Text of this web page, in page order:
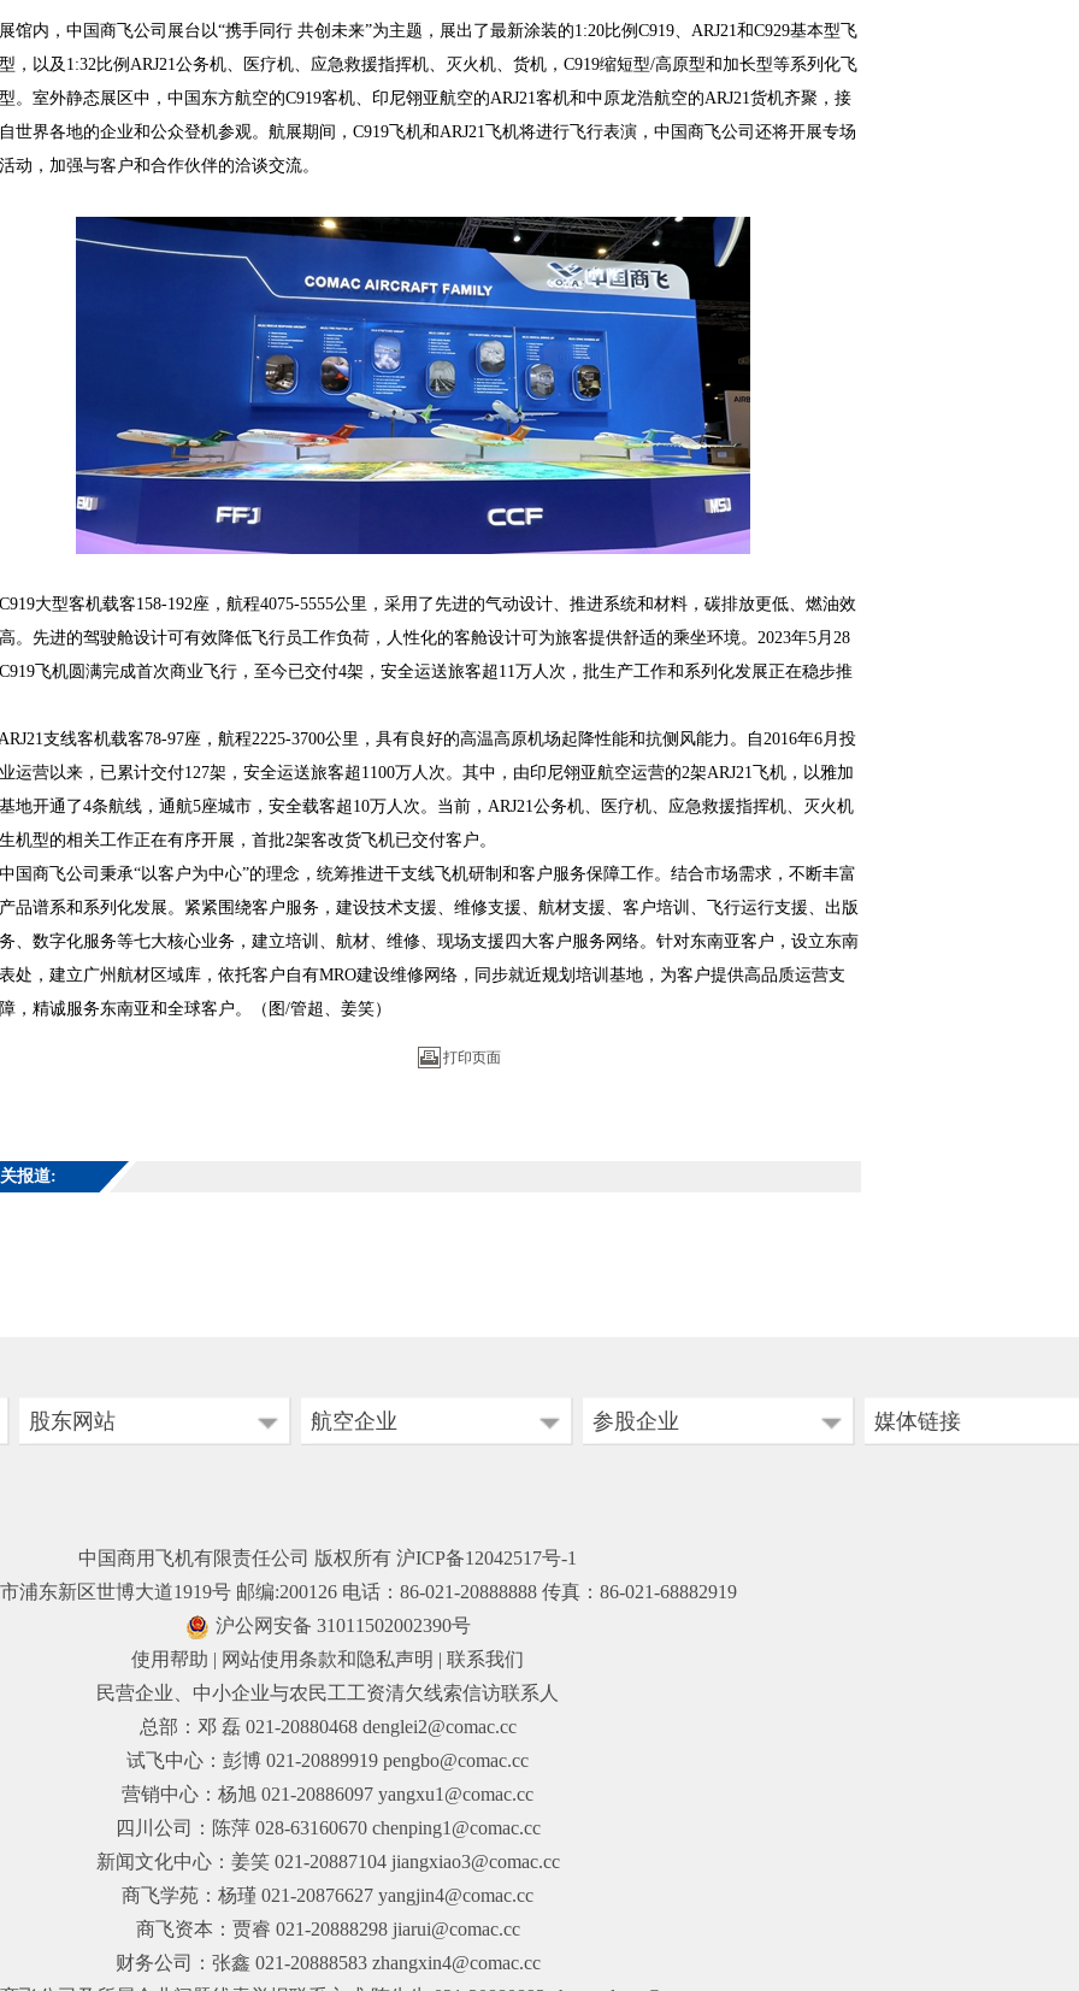
内，中国商飞公司展台以“携手同行 共创未来”为主题，展出了最新涂装的1:20比例C919、ARJ21和C929基本型飞
，以及1:32比例ARJ21公务机、医疗机、应急救援指挥机、灭火机、货机，C919缩短型/高原型和加长型等系列化飞
。室外静态展区中，中国东方航空的C919客机、印尼翎亚航空的ARJ21客机和中原龙浩航空的ARJ21货机齐聚，接
世界各地的企业和公众登机参观。航展期间，C919飞机和ARJ21飞机将进行飞行表演，中国商飞公司还将开展专场
动，加强与客户和合作伙伴的洽谈交流。
大型客机载客158-192座，航程4075-5555公里，采用了先进的气动设计、推进系统和材料，碳排放更低、燃油效
。先进的驾驶舱设计可有效降低飞行员工作负荷，人性化的客舱设计可为旅客提供舒适的乘坐环境。2023年5月28
飞机圆满完成首次商业飞行，至今已交付4架，安全运送旅客超11万人次，批生产工作和系列化发展正在稳步推
支线客机载客78-97座，航程2225-3700公里，具有良好的高温高原机场起降性能和抗侧风能力。自2016年6月投
运营以来，已累计交付127架，安全运送旅客超1100万人次。其中，由印尼翎亚航空运营的2架ARJ21飞机，以雅加
地开通了4条航线，通航5座城市，安全载客超10万人次。当前，ARJ21公务机、医疗机、应急救援指挥机、灭火机
机型的相关工作正在有序开展，首批2架客改货飞机已交付客户。
商飞公司秉承“以客户为中心”的理念，统筹推进干支线飞机研制和客户服务保障工作。结合市场需求，不断丰富
品谱系和系列化发展。紧紧围绕客户服务，建设技术支援、维修支援、航材支援、客户培训、飞行运行支援、出版
、数字化服务等七大核心业务，建立培训、航材、维修、现场支援四大客户服务网络。针对东南亚客户，设立东南
处，建立广州航材区域库，依托客户自有MRO建设维修网络，同步就近规划培训基地，为客户提供高品质运营支
，精诚服务东南亚和全球客户。（图/管超、姜笑）
打印页面
报道:
股东网站
中国航空工业集团公司
中国铝业集团有限公司
中国宝武集团
中国中化集团公司
航空企业
中国南方航空公司
幸福航空公司
河北航空公司
四川航空公司
厦门航空公司
山东航空公司
上海航空公司
空客公司
参股企业
媒体链接
中国商用飞机有限责任公司 版权所有 沪ICP备12042517号-1
浦东新区世博大道1919号 邮编:200126 电话：86-021-20888888 传真：86-021-68882919
沪公网安备 31011502002390号
使用帮助 | 网站使用条款和隐私声明 | 联系我们
民营企业、中小企业与农民工工资清欠线索信访联系人
总部：邓 磊 021-20880468 denglei2@comac.cc
试飞中心：彭博 021-20889919 pengbo@comac.cc
营销中心：杨旭 021-20886097 yangxu1@comac.cc
四川公司：陈萍 028-63160670 chenping1@comac.cc
新闻文化中心：姜笑 021-20887104 jiangxiao3@comac.cc
商飞学苑：杨瑾 021-20876627 yangjin4@comac.cc
商飞资本：贾睿 021-20888298 jiarui@comac.cc
财务公司：张鑫 021-20888583 zhangxin4@comac.cc